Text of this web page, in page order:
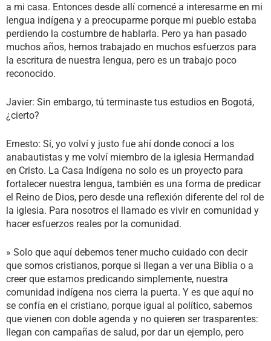
a mi casa. Entonces desde allí comencé a interesarme en mi
lengua indígena y a preocuparme porque mi pueblo estaba
perdiendo la costumbre de hablarla. Pero ya han pasado
muchos años, hemos trabajado en muchos esfuerzos para
la escritura de nuestra lengua, pero es un trabajo poco
reconocido.
Javier: Sin embargo, tú terminaste tus estudios en Bogotá,
¿cierto?
Ernesto: Sí, yo volví y justo fue ahí donde conocí a los
anabautistas y me volví miembro de la iglesia Hermandad
en Cristo. La Casa Indígena no solo es un proyecto para
fortalecer nuestra lengua, también es una forma de predicar
el Reino de Dios, pero desde una reflexión diferente del rol de
la iglesia. Para nosotros el llamado es vivir en comunidad y
hacer esfuerzos reales por la comunidad.
» Solo que aquí debemos tener mucho cuidado con decir
que somos cristianos, porque si llegan a ver una Biblia o a
creer que estamos predicando simplemente, nuestra
comunidad indígena nos cierra la puerta. Y es que aquí no
se confía en el cristiano, porque igual al político, sabemos
que vienen con doble agenda y no quieren ser trasparentes:
llegan con campañas de salud, por dar un ejemplo, pero